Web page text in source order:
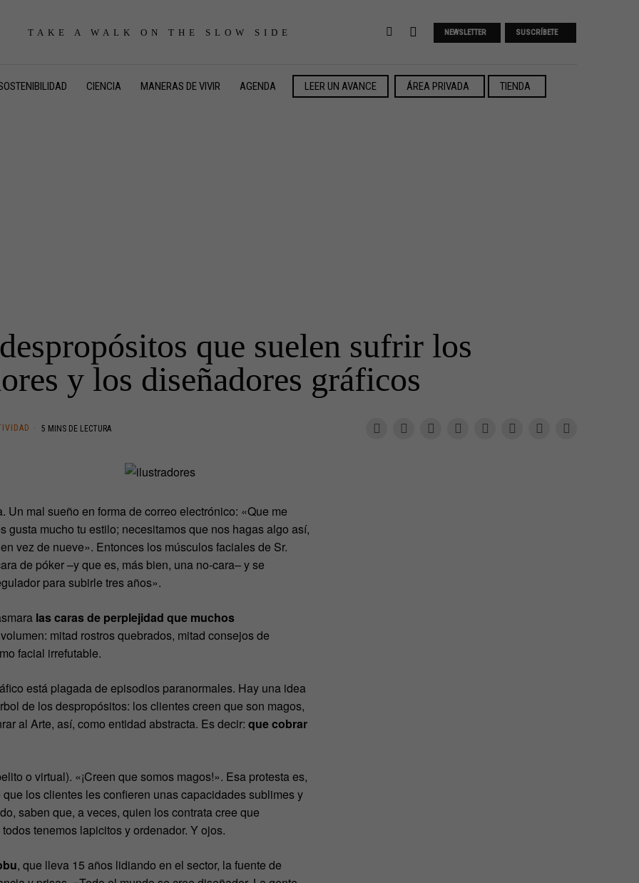
TAKE A WALK ON THE SLOW SIDE NEWSLETTER SUSCRÍBETE
CIENCIA MANERAS DE VIVIR AGENDA LEER UN AVANCE ÁREA PRIVADA TIENDA
que suelen sufrir los
y los diseñadores gráficos
5 MINS DE LECTURA
Un mal sueño en forma de correo electrónico: «Que me
mucho tu estilo; necesitamos que nos hagas algo así,
vez de nueve». Entonces los músculos faciales de Sr.
de póker –y que es, más bien, una no-cara– y se
para subirle tres años».
las caras de perplejidad que muchos
mitad rostros quebrados, mitad consejos de
facial irrefutable.
está plagada de episodios paranormales. Hay una idea
de los despropósitos: los clientes creen que son magos,
al Arte, así, como entidad abstracta. Es decir: que cobrar
o virtual). «¡Creen que somos magos!». Esa protesta es,
los clientes les confieren unas capacidades sublimes y
saben que, a veces, quien los contrata cree que
tenemos lapicitos y ordenador. Y ojos.
, que lleva 15 años lidiando en el sector, la fuente de